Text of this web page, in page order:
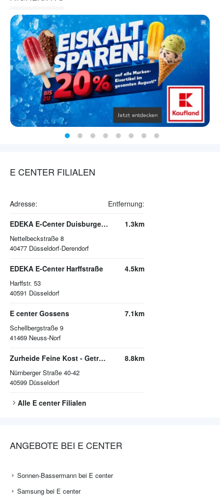
E CENTER FILIALEN
Adresse: Entfernung:
EDEKA E-Center Duisburger Straße
Nettelbeckstraße 8
40477 Düsseldorf-Derendorf
1.3km
EDEKA E-Center Harffstraße
Harffstr. 53
40591 Düsseldorf
4.5km
E center Gossens
Schellbergstraße 9
41469 Neuss-Norf
7.1km
Zurheide Feine Kost - Getränkemarkt
Nürnberger Straße 40-42
40599 Düsseldorf
8.8km
Alle E centerFilialen
ANGEBOTE BEI E CENTER
Sonnen-Bassermann bei E center
Samsung bei E center